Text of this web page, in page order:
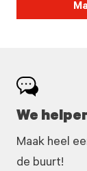
We
Maak heel
de buurt!